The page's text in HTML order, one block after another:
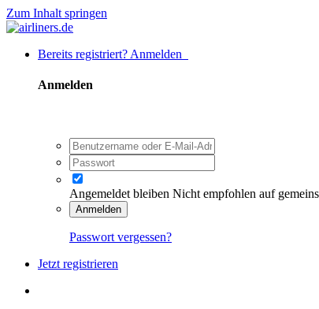
Zum Inhalt springen
Bereits registriert? Anmelden
Anmelden
Angemeldet bleiben Nicht empfohlen auf
Anmelden
Passwort vergessen?
Jetzt registrieren